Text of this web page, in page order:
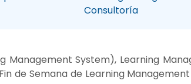
Consultoría
Management System), Learning
de Semana de Learning Management